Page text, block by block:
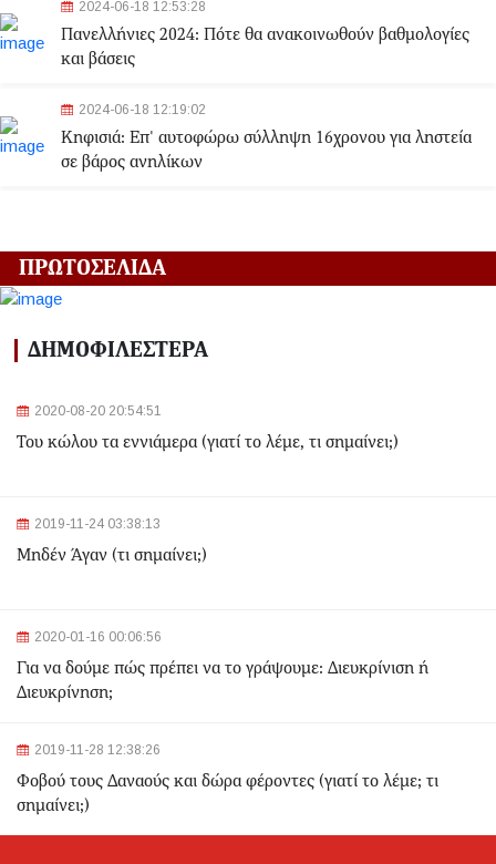
2024-06-18 12:53:28
Πανελλήνιες 2024: Πότε θα ανακοινωθούν βαθμολογίες
και βάσεις
2024-06-18 12:19:02
Κηφισιά: Eπ' αυτοφώρω σύλληψη 16χρονου για ληστεία
σε βάρος ανηλίκων
Αλλαγές στα δρομολόγια του Μετρό και του Τραμ λόγω
2024-03-22 11:07:47
Ομόνοια: Ριφιφί σε κοσμηματοπωλείο - Άρπαξαν
2024-03-22 10:52:10
Σεισμός 4,7 Ρίχτερ ανοιχτά της Κέρκυρας
σκουπίδια
Θεσσαλονίκη: Δίπλα στο 9χρονο παιδί του κατέληξε ο
30χρονος οδηγός - Ερευνώνται τα αίτια του
δυστυχήματος
ΠΡΩΤΟΣΕΛΙΔΑ
ΔΗΜΟΦΙΛΕΣΤΕΡΑ
2020-08-20 20:54:51
Του κώλου τα εννιάμερα (γιατί το λέμε, τι σημαίνει;)
2019-11-24 03:38:13
Μηδέν Άγαν (τι σημαίνει;)
2020-01-16 00:06:56
Για να δούμε πώς πρέπει να το γράψουμε: Διευκρίνιση ή
Διευκρίνηση;
2019-11-28 12:38:26
Φοβού τους Δαναούς και δώρα φέροντες (γιατί το λέμε; τι
σημαίνει;)